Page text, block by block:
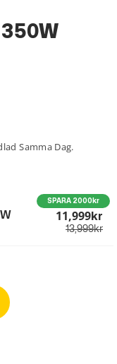
Samma Dag.
13,999kr
11,999Kr
SPARA 2000kr